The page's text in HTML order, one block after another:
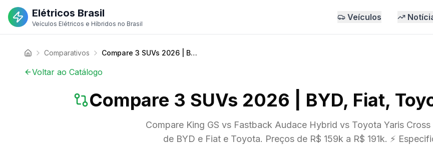
Elétricos Brasil
Veículos Elétricos e Híbridos no Brasil
Veículos
Comparativos Compare 3 SUVs 2026 | BYD, Fiat, Toyota | Elétricos Brasil
Voltar ao Catálogo
Compare 3 SUVs 2026 | BYD, Fiat,
Compare King GS vs Fastback Audace Hybrid vs Toyota Yaris
de BYD e Fiat e Toyota. Preços de R$ 159k a R$ 191k. ⚡